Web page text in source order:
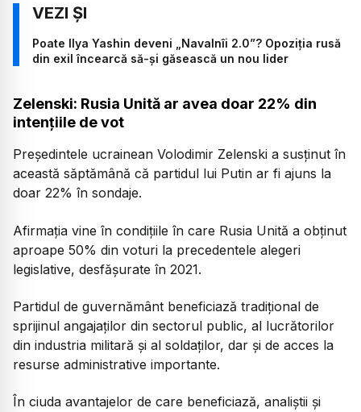
Poate Ilya Yashin deveni „Navalnîi 2.0”? Opoziția rusă
din exil încearcă să-și găsească un nou lider
Zelenski: Rusia Unită ar avea doar 22% din
intențiile de vot
Președintele ucrainean Volodimir Zelenski a susținut în
această săptămână că partidul lui Putin ar fi ajuns la
doar 22% în sondaje.
Afirmația vine în condițiile în care Rusia Unită a obținut
aproape 50% din voturi la precedentele alegeri
legislative, desfășurate în 2021.
Partidul de guvernământ beneficiază tradițional de
sprijinul angajaților din sectorul public, al lucrătorilor
din industria militară și al soldaților, dar și de acces la
resurse administrative importante.
În ciuda avantajelor de care beneficiază, analiștii și